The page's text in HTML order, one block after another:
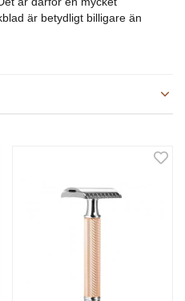
är betydligt billigare än